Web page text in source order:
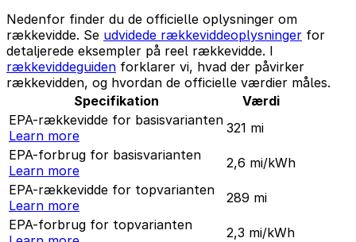
Nedenfor finder du de officielle oplysninger om
rækkevidde. Se udvidede rækkeviddeoplysninger for
detaljerede eksempler på reel rækkevidde. I
rækkeviddeguiden forklarer vi, hvad der påvirker
rækkevidden, og hvordan de officielle værdier måles.
Specifikation
Værdi
EPA-rækkevidde for basisvarianten
Learn more
321 mi
EPA-forbrug for basisvarianten
Learn more
2,6 mi/kWh
EPA-rækkevidde for topvarianten
Learn more
289 mi
EPA-forbrug for topvarianten
2,3 mi/kWh